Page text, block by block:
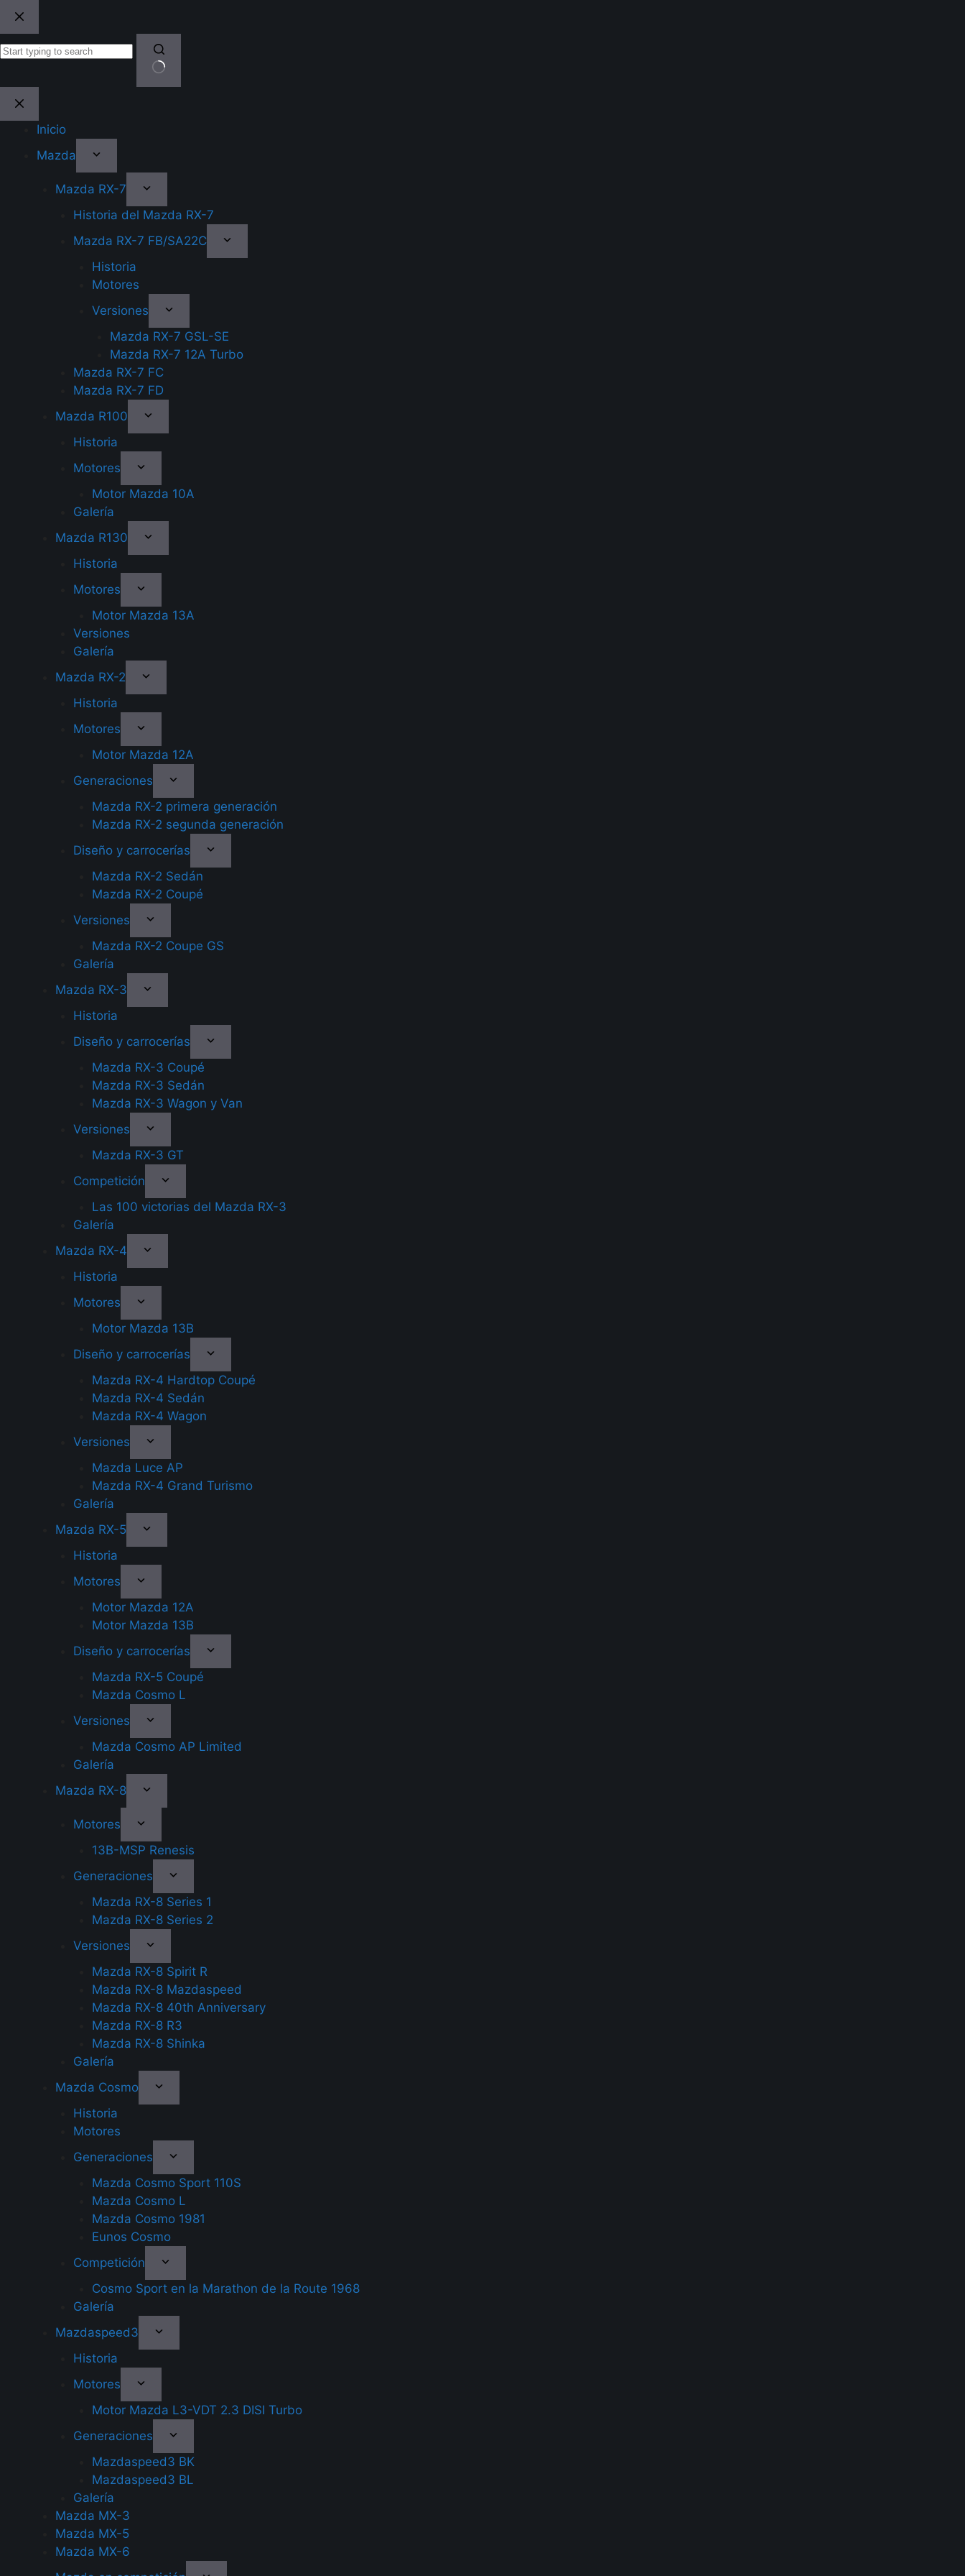
content
Inicio
Mazda
Mazda RX-7
Historia del Mazda RX-7
Mazda RX-7 FB/SA22C
Historia
Motores
Versiones
Mazda RX-7 GSL-SE
Mazda RX-7 12A Turbo
Mazda RX-7 FC
Mazda RX-7 FD
Mazda R100
Historia
Motores
Motor Mazda 10A
Galería
Mazda R130
Historia
Motores
Motor Mazda 13A
Versiones
Galería
Mazda RX-2
Historia
Motores
Motor Mazda 12A
Generaciones
Mazda RX-2 primera generación
Mazda RX-2 segunda generación
Diseño y carrocerías
Mazda RX-2 Sedán
Mazda RX-2 Coupé
Versiones
Mazda RX-2 Coupe GS
Galería
Mazda RX-3
Historia
Diseño y carrocerías
Mazda RX-3 Coupé
Mazda RX-3 Sedán
Mazda RX-3 Wagon y Van
Versiones
Mazda RX-3 GT
Competición
Las 100 victorias del Mazda RX-3
Galería
Mazda RX-4
Historia
Motores
Motor Mazda 13B
Diseño y carrocerías
Mazda RX-4 Hardtop Coupé
Mazda RX-4 Sedán
Mazda RX-4 Wagon
Versiones
Mazda Luce AP
Mazda RX-4 Grand Turismo
Galería
Mazda RX-5
Historia
Motores
Motor Mazda 12A
Motor Mazda 13B
Diseño y carrocerías
Mazda RX-5 Coupé
Mazda Cosmo L
Versiones
Mazda Cosmo AP Limited
Galería
Mazda RX-8
Motores
13B-MSP Renesis
Generaciones
Mazda RX-8 Series 1
Mazda RX-8 Series 2
Versiones
Mazda RX-8 Spirit R
Mazda RX-8 Mazdaspeed
Mazda RX-8 40th Anniversary
Mazda RX-8 R3
Mazda RX-8 Shinka
Galería
Mazda Cosmo
Historia
Motores
Generaciones
Mazda Cosmo Sport 110S
Mazda Cosmo L
Mazda Cosmo 1981
Eunos Cosmo
Competición
Cosmo Sport en la Marathon de la Route 1968
Galería
Mazdaspeed3
Historia
Motores
Motor Mazda L3-VDT 2.3 DISI Turbo
Generaciones
Mazdaspeed3 BK
Mazdaspeed3 BL
Galería
Mazda MX-3
Mazda MX-5
Mazda MX-6